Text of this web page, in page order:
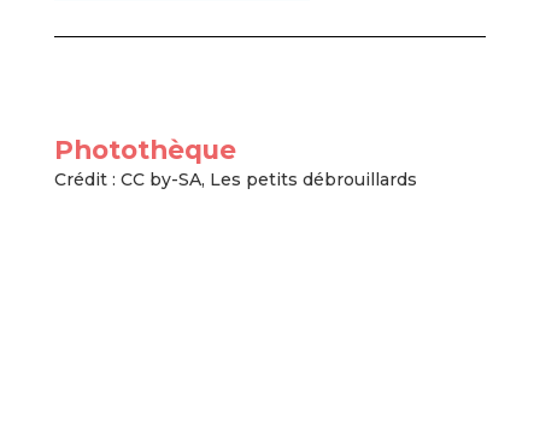
Photothèque
Crédit : CC by-SA, Les petits débrouillards